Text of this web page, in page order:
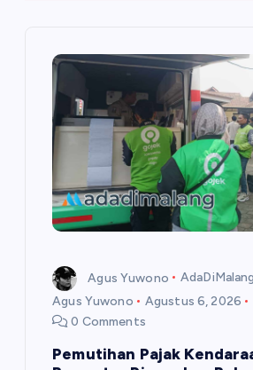
Agus Yuwono
AdaDiMalang
Agus Yuwono
Agustus 6, 2026
0 Comments
Pemutihan Pajak